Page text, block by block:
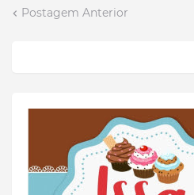
Postagem Anterior